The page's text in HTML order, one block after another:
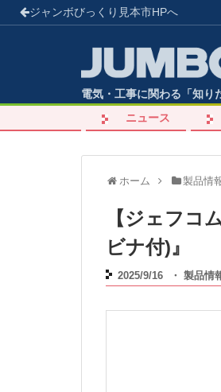
ジャンボびっくり見本市HPへ
電気・工事に関わる「知り
ニュース
ホーム 製品情
【ジェフコ
ビナ付)』
2025/9/16 ・ 製品情